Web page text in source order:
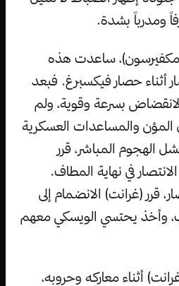
ومدرباً بشدة.
ساعدت هذه
أثناء حصار فيكسبرغ. فبعد
بسرعة وقوية، ولم
المؤن والمساعدات العسكرية
الهجوم المباشر، قرر
في نهاية المطاف.
قرر (غرانت) الانضمام إلى
وأخذ يحتسي الويسكي معهم
أثناء معاركه وحروبه،